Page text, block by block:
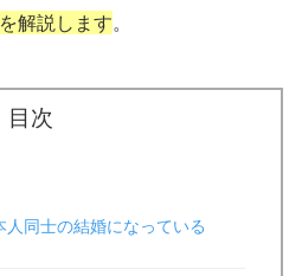
を解説します。
目次